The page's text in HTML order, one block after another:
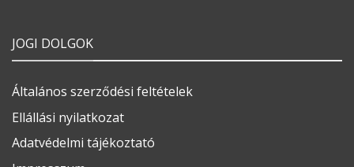
JOGI DOLGOK
Általános szerződési feltételek
Ellállási nyilatkozat
Adatvédelmi tájékoztató